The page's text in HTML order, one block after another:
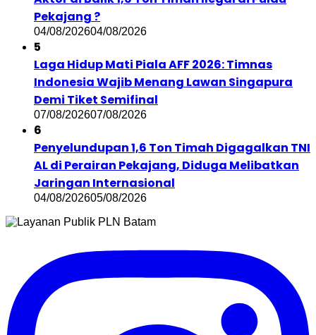
Pekajang ?
04/08/202604/08/2026
5
Laga Hidup Mati Piala AFF 2026: Timnas
Indonesia Wajib Menang Lawan Singapura
Demi Tiket Semifinal
07/08/202607/08/2026
6
Penyelundupan 1,6 Ton Timah Digagalkan TNI
AL di Perairan Pekajang, Diduga Melibatkan
Jaringan Internasional
04/08/202605/08/2026